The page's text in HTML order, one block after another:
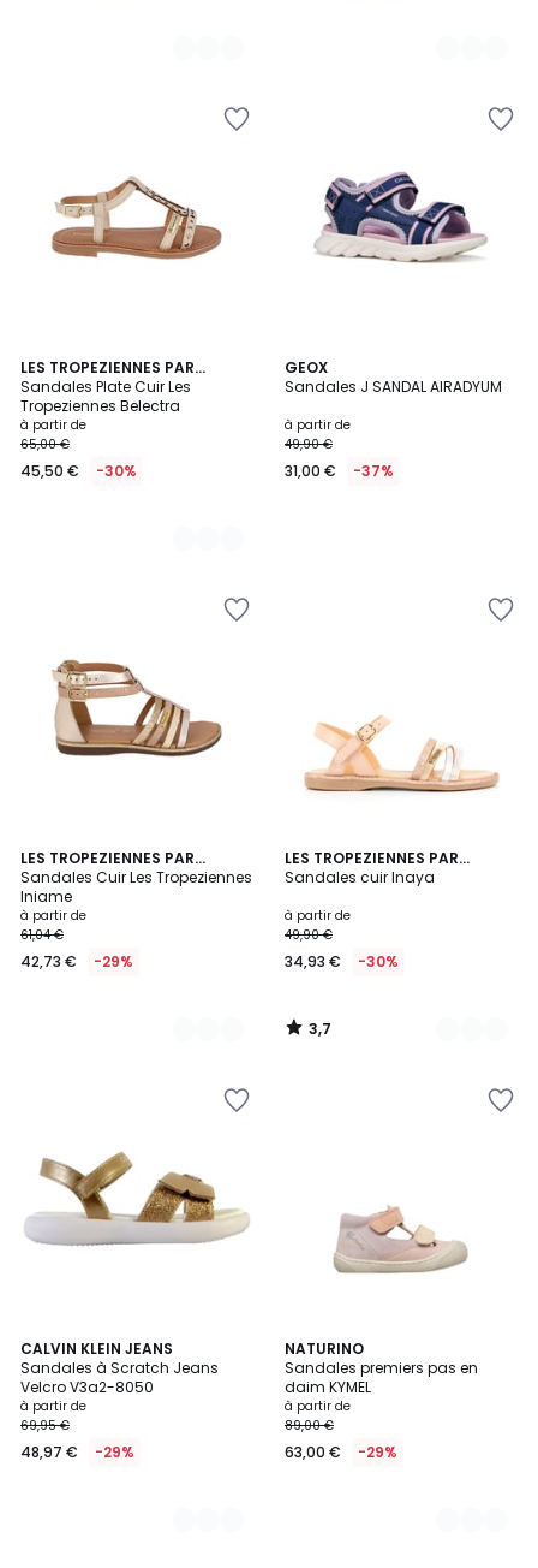
LES TROPEZIENNES PAR
M.BELARBI
Sandales Plate Cuir Les
Tropeziennes Belectra
à partir de
65,00 €
45,50 € -30%
2
Couleurs
GEOX
Sandales J SANDAL AIRADYUM
à partir de
49,90 €
31,00 € -37%
LES TROPEZIENNES PAR
M.BELARBI
Sandales Cuir Les Tropeziennes
Iniame
à partir de
61,04 €
42,73 € -29%
2
Couleurs
LES TROPEZIENNES PAR
M.BELARBI
Sandales cuir Inaya
à partir de
49,90 €
34,93 € -30%
3,7
/ 5
2
Couleurs
3,7
/
CALVIN KLEIN JEANS
Sandales à Scratch Jeans
Velcro V3a2-8050
à partir de
69,95 €
48,97 € -29%
3
Couleurs
NATURINO
Sandales premiers pas en
daim KYMEL
à partir de
89,00 €
63,00 € -29%
2
Couleurs